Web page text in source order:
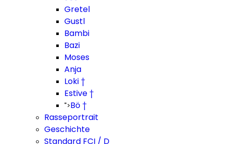
Gretel
Gustl
Bambi
Bazi
Moses
Anja
Loki †
Estive †
">Bö †
Rasseportrait
Geschichte
Standard FCI / D